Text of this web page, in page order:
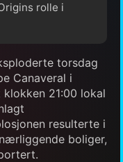
rolle i
torsdag
Canaveral i
klokken 21:00 lokal
resulterte i
boliger,